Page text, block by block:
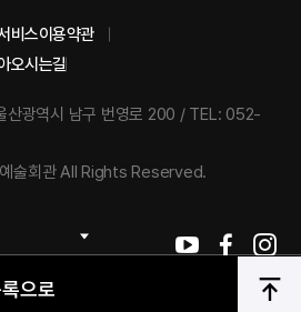
으로
비스이용약관
오시는길
산광역시 남구 번영로 200 / TEL: 052-
술회관 All Rights Reserved.